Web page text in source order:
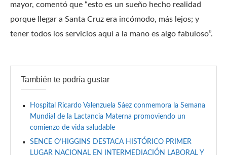
mayor, comentó que “esto es un sueño hecho realidad
porque llegar a Santa Cruz era incómodo, más lejos; y
tener todos los servicios aquí a la mano es algo fabuloso”.
También te podría gustar
Hospital Ricardo Valenzuela Sáez conmemora la Semana
Mundial de la Lactancia Materna promoviendo un
comienzo de vida saludable
SENCE O’HIGGINS DESTACA HISTÓRICO PRIMER
LUGAR NACIONAL EN INTERMEDIACIÓN LABORAL Y